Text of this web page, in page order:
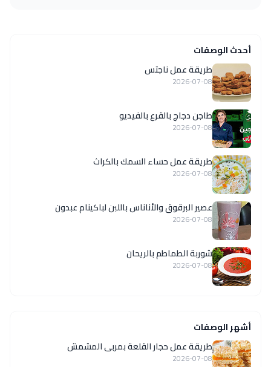
أحدث الوصفات
طريقة عمل ناجتس
2026-07-08
طاجن دجاج بالقرع بالفيديو
2026-07-08
طريقة عمل حساء السمك بالكراث
2026-07-08
عصير البرقوق والأناناس باللبن لباكينام عبدون
2026-07-08
شوربة الطماطم بالريحان
2026-07-08
أشهر الوصفات
طريقة عمل حجار القلعة بمربى المشمش
2026-07-08